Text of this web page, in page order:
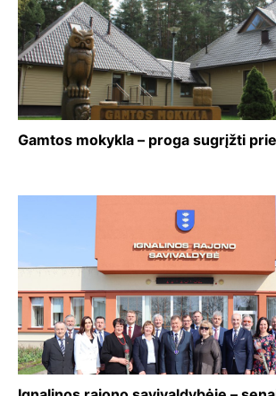
Gamtos mokykla – proga sugrįžti